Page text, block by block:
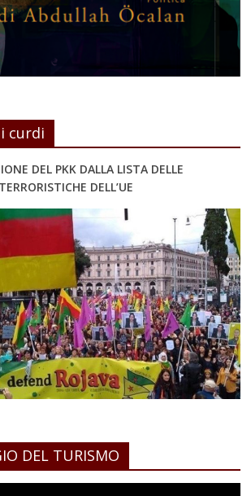
curdi
DEL PKK DALLA LISTA DELLE
DELL’UE
DEL TURISMO